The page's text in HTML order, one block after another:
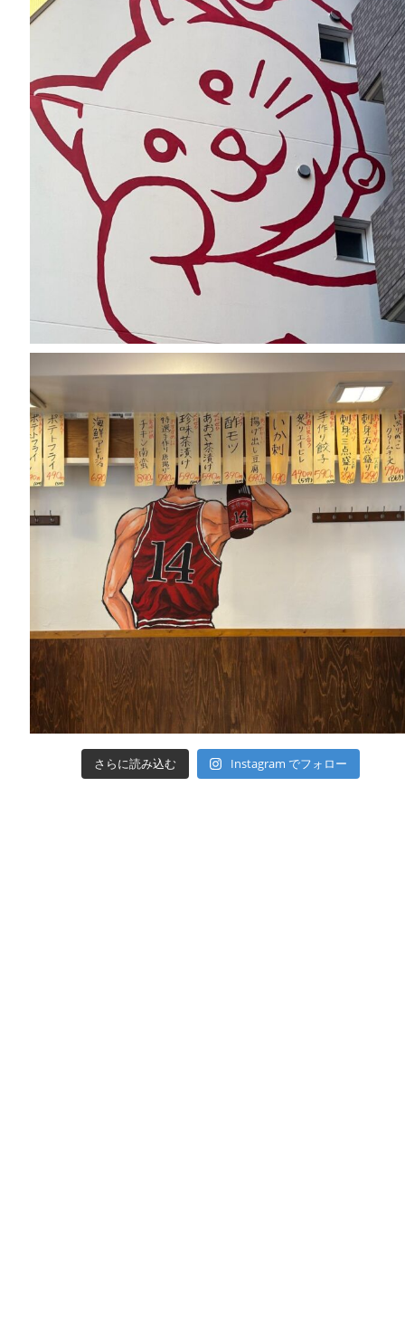
さらに読み込む Instagram でフォロー